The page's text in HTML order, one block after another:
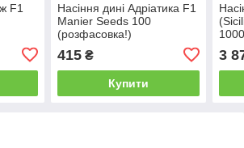
F1
Насіння дині Адріатика F1
Manier Seeds 100
(розфасовка!)
415₴
Купити
3